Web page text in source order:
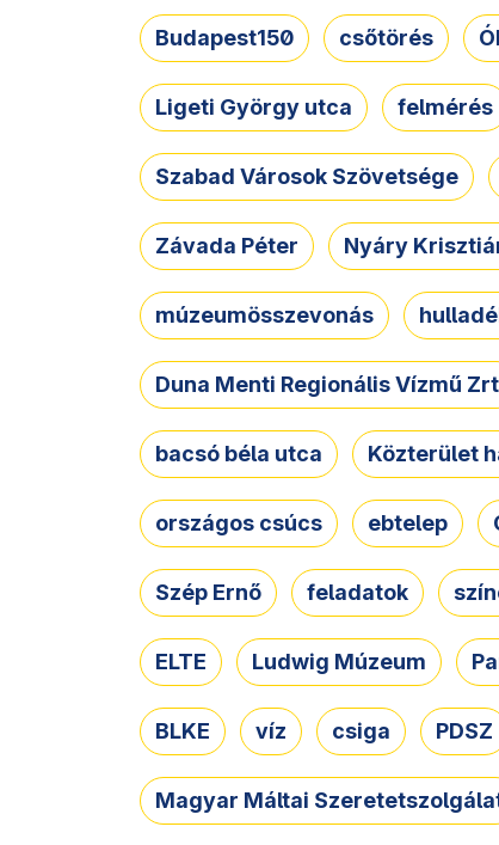
Budapest150 csőtörés
Ligeti György utca felmérés
Szabad Városok Szövetsége
Závada Péter Nyáry
múzeumösszevonás
Duna Menti Regionális Vízmű
bacsó béla utca Közterület
országos csúcs ebtelep
Szép Ernő feladatok
ELTE Ludwig Múzeum
BLKE víz csiga PDSZ
Magyar Máltai